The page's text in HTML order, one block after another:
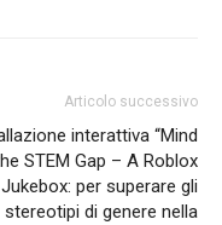
Articolo successivo
interattiva “Mind
STEM Gap – A Roblox
Jukebox: per superare gli
stereotipi di genere nella